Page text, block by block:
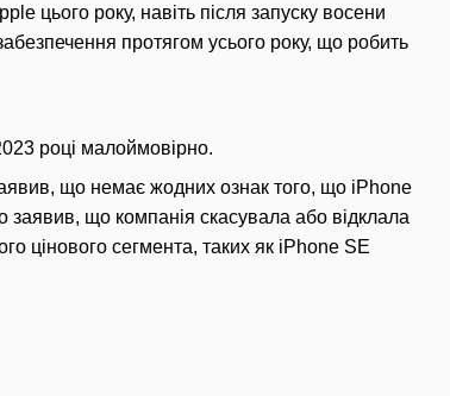
цього року, навіть після запуску восени
протягом усього року, що робить
році малоймовірно.
що немає жодних ознак того, що iPhone
заявив, що компанія скасувала або відклала
цінового сегмента, таких як iPhone SE